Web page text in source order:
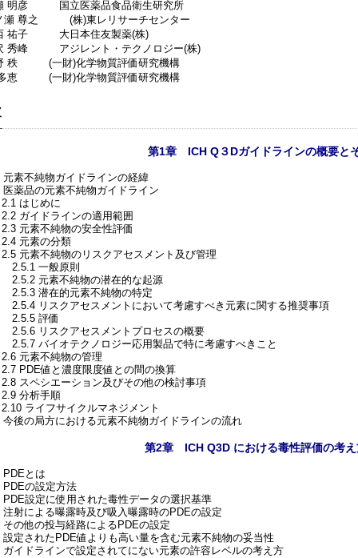
明彦 国立医薬品食品衛生研究所
瀬 尊之 (株)東レリサーチセンター
祐子 大日本住友製薬(株)
秀峰 アジレント・テクノロジー(株)
秩 (一財)化学物質評価研究機構
恵 (一財)化学物質評価研究機構
第1章 ICH Q３Dガイドラインの概要と
元素不純物ガイドラインの経緯
医薬品の元素不純物ガイドライン
はじめに
ガイドラインの適用範囲
元素不純物の安全性評価
元素の分類
元素不純物のリスクアセスメント及び管理
一般原則
元素不純物の潜在的な起源
潜在的元素不純物の特定
リスクアセスメントにおいて考慮すべき元素に関する推奨事項
評価
リスクアセスメントプロセスの概要
バイオテクノロジー応用製品で特に考慮すべきこと
元素不純物の管理
PDE値と濃度限度値との間の換算
スペシエーション及びその他の検討事項
分析手順
ライフサイクルマネジメント
今後の局方における元素不純物ガイドラインの流れ
第2章 ICH Q3D における毒性評価の考え
PDEとは
PDEの設定方法
PDE設定に使用された毒性データの選択基準
注射による曝露時及び吸入曝露時のPDEの設定
その他の投与経路によるPDEの設定
設定されたPDE値よりも高い量を含む元素不純物の妥当性
ガイドラインで設定されてにない元素の許容レベルの考え方